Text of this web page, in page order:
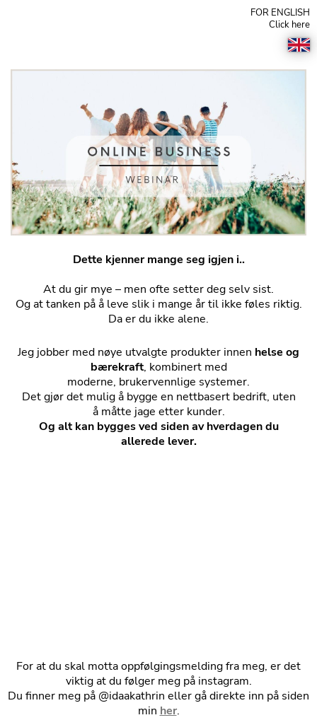
FOR ENGLISH
Click here
Dette kjenner mange seg igjen i..
At du gir mye – men ofte setter deg selv sist.
Og at tanken på å leve slik i mange år til ikke føles riktig.
Da er du ikke alene.
Jeg jobber med nøye utvalgte produkter innen helse og
bærekraft, kombinert med
moderne, brukervennlige systemer.
Det gjør det mulig å bygge en nettbasert bedrift, uten
å måtte jage etter kunder.
Og alt kan bygges ved siden av hverdagen du
allerede lever.
For at du skal motta oppfølgingsmelding fra meg, er det
viktig at du følger meg på instagram.
Du finner meg på @idaakathrin eller gå direkte inn på siden
min her.